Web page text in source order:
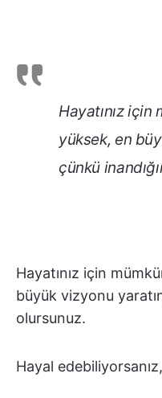
Hayatınız için
yüksek, en
çünkü
Hayatınız için
büyük vizyonu
olursunuz.
Hayal